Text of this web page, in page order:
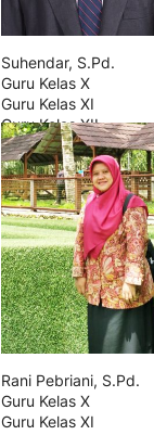
Suhendar, S.Pd.
Guru Kelas X
Guru Kelas XI
Guru Kelas XII
Operator
Rani Pebriani, S.Pd.
Guru Kelas X
Guru Kelas XI